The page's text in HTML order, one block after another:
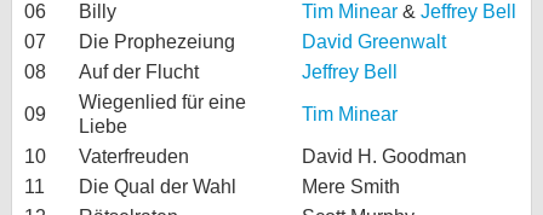
06
Billy Tim Minear & Jeffrey Bell
07
Die Prophezeiung
David Greenwalt
08
Auf der Flucht Jeffrey Bell
09
Wiegenlied für eine
Liebe
Tim Minear
10 Vaterfreuden
David H. Goodman
11
Die Qual der Wahl
Mere Smith